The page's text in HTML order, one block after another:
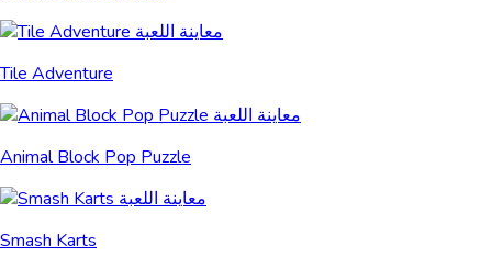
Tile Adventure
Animal Block Pop Puzzle
Smash Karts